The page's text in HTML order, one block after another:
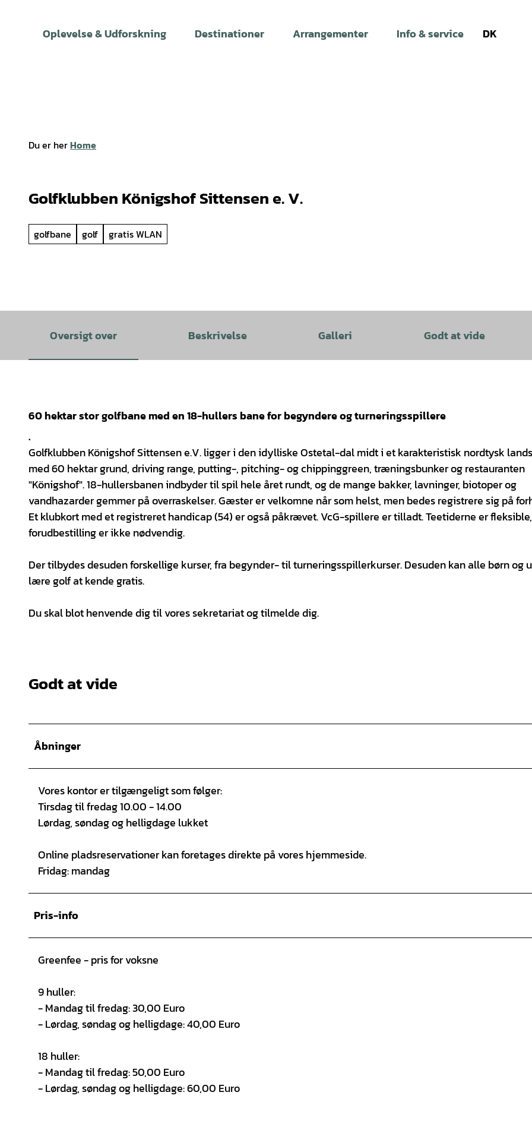
Oplevelse & Udforskning Destinationer Arrangementer Info & service DK
Du er herHome
Golfklubben Königshof Sittensen e. V.
golfbane golf gratis WLAN
Oversigt over Beskrivelse Galleri Godt at vide
60 hektar stor golfbane med en 18-hullers bane for begyndere og turneringsspillere
.
Golfklubben Königshof Sittensen e.V. ligger i den idylliske Ostetal-dal midt i et karakteristisk nordtysk
med 60 hektar grund, driving range, putting-, pitching- og chippinggreen, træningsbunker og restauranten
"Königshof". 18-hullersbanen indbyder til spil hele året rundt, og de mange bakker, lavninger, biotoper og
vandhazarder gemmer på overraskelser. Gæster er velkomne når som helst, men bedes registrere sig på
Et klubkort med et registreret handicap (54) er også påkrævet. VcG-spillere er tilladt. Teetiderne er fleksible,
forudbestilling er ikke nødvendig.
Der tilbydes desuden forskellige kurser, fra begynder- til turneringsspillerkurser. Desuden kan alle børn og
lære golf at kende gratis.
Du skal blot henvende dig til vores sekretariat og tilmelde dig.
Godt at vide
Åbninger
Vores kontor er tilgængeligt som følger:
Tirsdag til fredag 10.00 - 14.00
Lørdag, søndag og helligdage lukket
Online pladsreservationer kan foretages direkte på vores hjemmeside.
Fridag: mandag
Pris-info
Greenfee - pris for voksne
9 huller:
- Mandag til fredag: 30,00 Euro
- Lørdag, søndag og helligdage: 40,00 Euro
18 huller:
- Mandag til fredag: 50,00 Euro
- Lørdag, søndag og helligdage: 60,00 Euro